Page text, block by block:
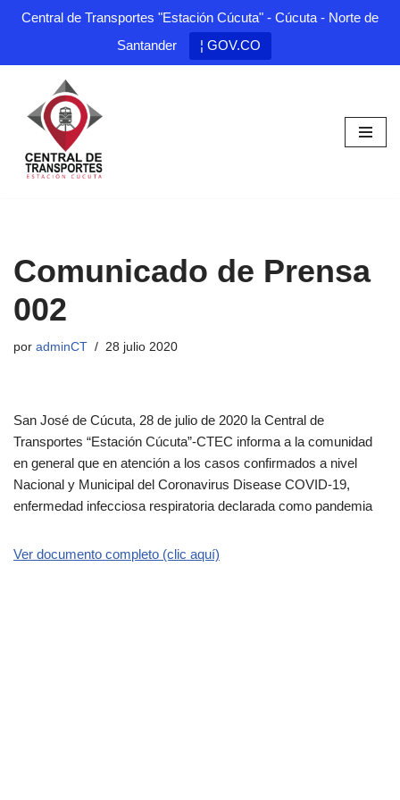
Central de Transportes "Estación Cúcuta" - Cúcuta - Norte de
Santander
¦ GOV.CO
Saltar
contenido
Comunicado de Prensa
002
por adminCT 28 julio 2020
San José de Cúcuta, 28 de julio de 2020 la Central de
Transportes “Estación Cúcuta”-CTEC informa a la comunidad
en general que en atención a los casos confirmados a nivel
Nacional y Municipal del Coronavirus Disease COVID-19,
enfermedad infecciosa respiratoria declarada como pandemia
Ver documento completo (clic aquí)